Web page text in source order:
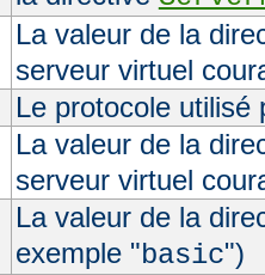
La valeur de la
serveur virtuel
Le protocole utilisé
La valeur de la
serveur virtuel
La valeur de la
exemple "basic")